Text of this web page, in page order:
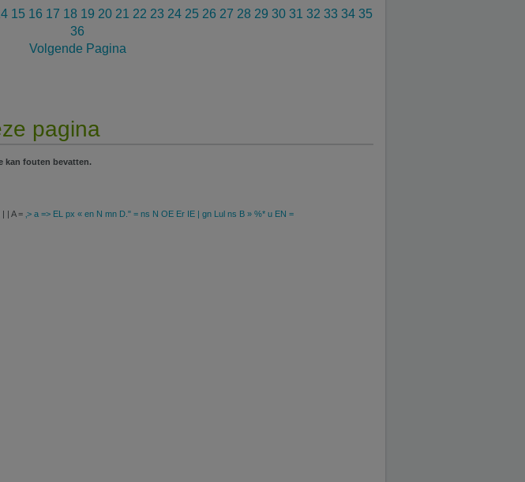
15 16 17 18 19 20 21 22 23 24 25 26 27 28 29 30 31 32 33 34 35
36
Volgende Pagina
pagina
kan fouten bevatten.
| A = ‚> a => EL px « en N mn D." = ns N OE Er IE | gn Lul ns B » %* u EN =